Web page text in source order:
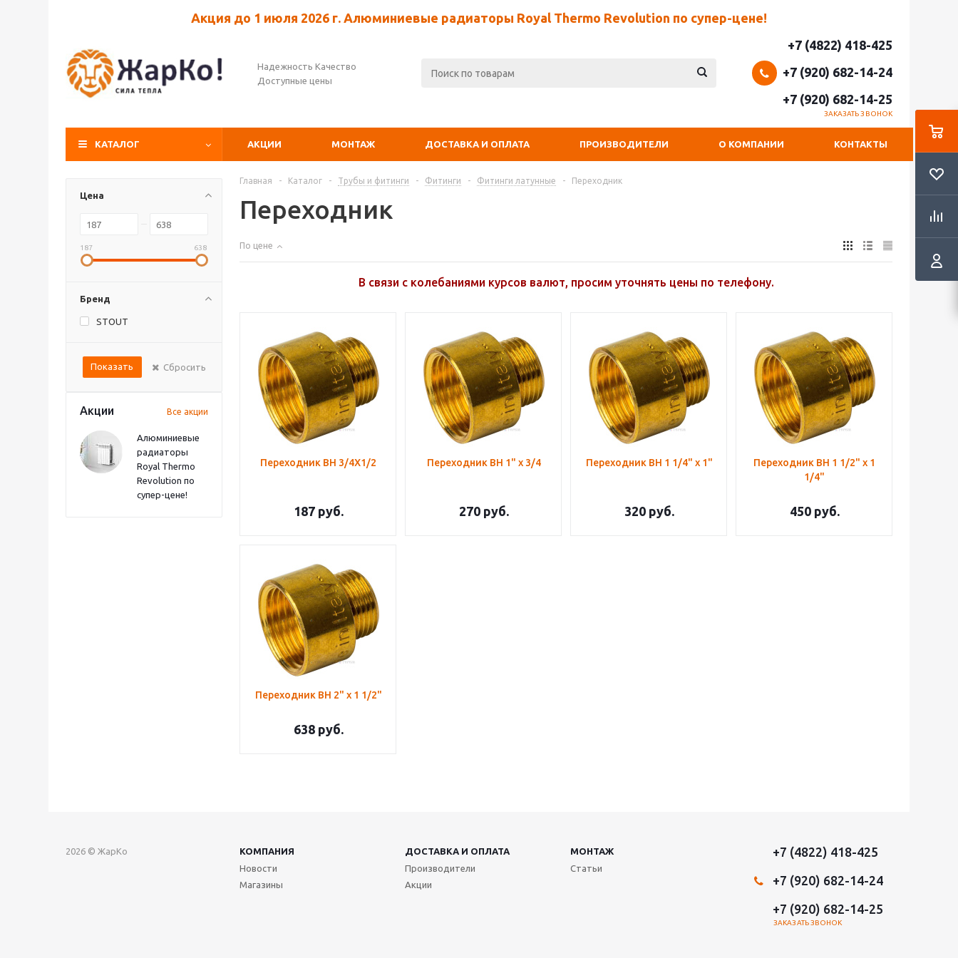
Акция до 1 июля 2026 г. Алюминиевые радиаторы Royal Thermo Revolution по супер-цене!
Надежность Качество
Доступные цены
+7 (4822) 418-425
+7 (920) 682-14-24
+7 (920) 682-14-25
ЗАКАЗАТЬ ЗВОНОК
КАТАЛОГ АКЦИИ МОНТАЖ ДОСТАВКА И ОПЛАТА ПРОИЗВОДИТЕЛИ О КОМПАНИИ КОНТАКТЫ
Цена
187 638
Бренд
STOUT
Показать Сбросить
Акции Все акции
Алюминиевые
радиаторы
Royal Thermo
Revolution по
супер-цене!
Главная - Каталог - Трубы и фитинги - Фитинги - Фитинги латунные - Переходник
Переходник
По цене
В связи с колебаниями курсов валют, просим уточнять цены по телефону.
Переходник ВН 3/4X1/2
187руб.
Переходник ВН 1" х 3/4
270руб.
Переходник ВН 1 1/4" х 1"
320руб.
Переходник ВН 1 1/2" х 1
1/4"
450руб.
Переходник ВН 2" х 1 1/2"
638руб.
2026 © ЖарКо КОМПАНИЯ ДОСТАВКА И ОПЛАТА
МОНТАЖ
Новости
Магазины
Производители
Акции
Статьи
+7 (4822) 418-425
+7 (920) 682-14-24
+7 (920) 682-14-25
ЗАКАЗАТЬ ЗВОНОК